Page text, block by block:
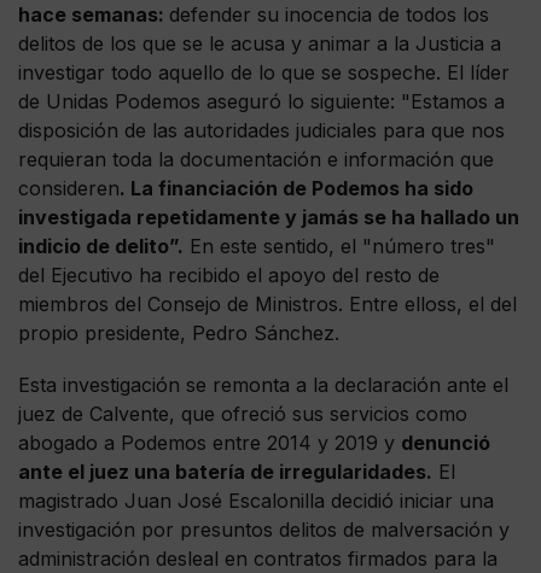
hace semanas: defender su inocencia de todos los
delitos de los que se le acusa y animar a la Justicia a
investigar todo aquello de lo que se sospeche. El líder
de Unidas Podemos aseguró lo siguiente: "Estamos a
disposición de las autoridades judiciales para que nos
requieran toda la documentación e información que
consideren. La financiación de Podemos ha sido
investigada repetidamente y jamás se ha hallado un
indicio de delito”. En este sentido, el "número tres"
del Ejecutivo ha recibido el apoyo del resto de
miembros del Consejo de Ministros. Entre elloss, el del
propio presidente, Pedro Sánchez.
Esta investigación se remonta a la declaración ante el
juez de Calvente, que ofreció sus servicios como
abogado a Podemos entre 2014 y 2019 y denunció
ante el juez una batería de irregularidades. El
magistrado Juan José Escalonilla decidió iniciar una
investigación por presuntos delitos de malversación y
administración desleal en contratos firmados para la